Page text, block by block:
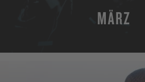
MÄRZ